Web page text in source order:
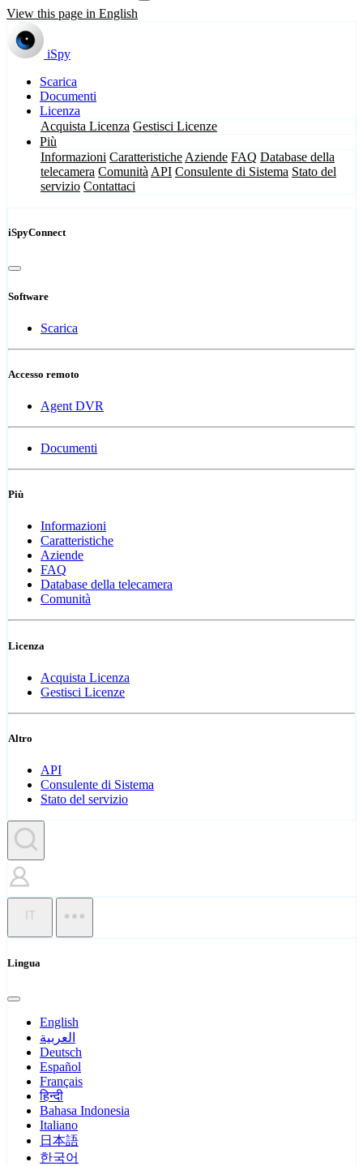
View this page in English
iSpy
Scarica
Documenti
Licenza
Acquista Licenza Gestisci Licenze
Più
Informazioni Caratteristiche Aziende FAQ Database della
telecamera Comunità API Consulente di Sistema Stato del
servizio Contattaci
iSpyConnect
Software
Scarica
Accesso remoto
Agent DVR
Documenti
Più
Informazioni
Caratteristiche
Aziende
FAQ
Database della telecamera
Comunità
Licenza
Acquista Licenza
Gestisci Licenze
Altro
API
Consulente di Sistema
Stato del servizio
IT
Lingua
English
العربية
Deutsch
Español
Français
हिन्दी
Bahasa Indonesia
Italiano
日本語
한국어